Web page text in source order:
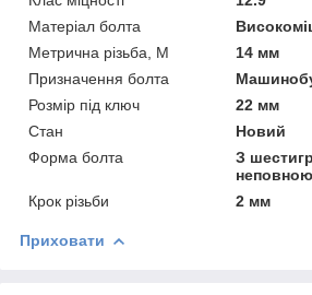
Матеріал болта
Метрична різьба, М
14 мм
Призначення болта
Розмір під ключ
22 мм
Стан
Новий
Форма болта
З
Крок різьби
2 мм
Приховати